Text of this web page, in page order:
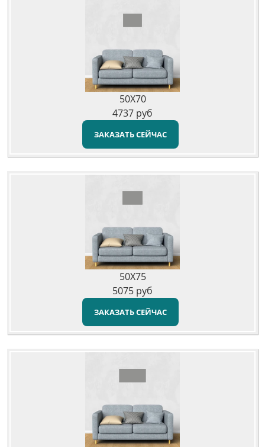
50X70
4737 руб
ЗАКАЗАТЬ СЕЙЧАС
50X75
5075 руб
ЗАКАЗАТЬ СЕЙЧАС